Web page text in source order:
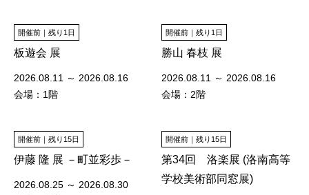
開催前｜残り1日
板遊会 展
2026.08.11 ～ 2026.08.16
会場：1階
開催前｜残り1日
勝山 春枝 展
2026.08.11 ～ 2026.08.16
会場：2階
開催前｜残り15日
伊藤 隆 展 －町並彩歩－
2026.08.25 ～ 2026.08.30
開催前｜残り15日
第34回 洛楽展 (洛南高等
学校美術部同窓展)